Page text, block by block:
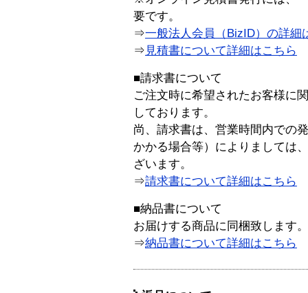
要です。
⇒一般法人会員（BizID）の詳細
⇒ 見積書について詳細はこちら
■請求書について
ご注文時に希望されたお客様に
しております。
尚、請求書は、営業時間内での
かかる場合等）によりましては
ざいます。
⇒請求書について詳細はこちら
■納品書について
お届けする商品に同梱致します。
⇒納品書について詳細はこちら